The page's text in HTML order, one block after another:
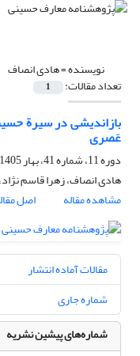
نویسنده =هادی انصاف
تعداد مقالات: 1
بازاندیشی در سیرة
عَصری
دوره 11، شماره 41، بهار 1405، صفحه
هادی انصاف، زهرا قاسم
مشاهده مقاله
اصل
مقالات آماده انتشار
شماره جاری
شماره‌های پیشین نشریه